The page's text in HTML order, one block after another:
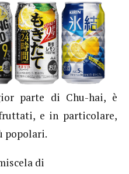
parte di Chu-hai, è
e in particolare,
popolari.
di